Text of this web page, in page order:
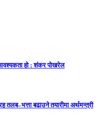
हो : शंकर पोखरेल
बढाउने तयारीमा अर्थमन्त्री